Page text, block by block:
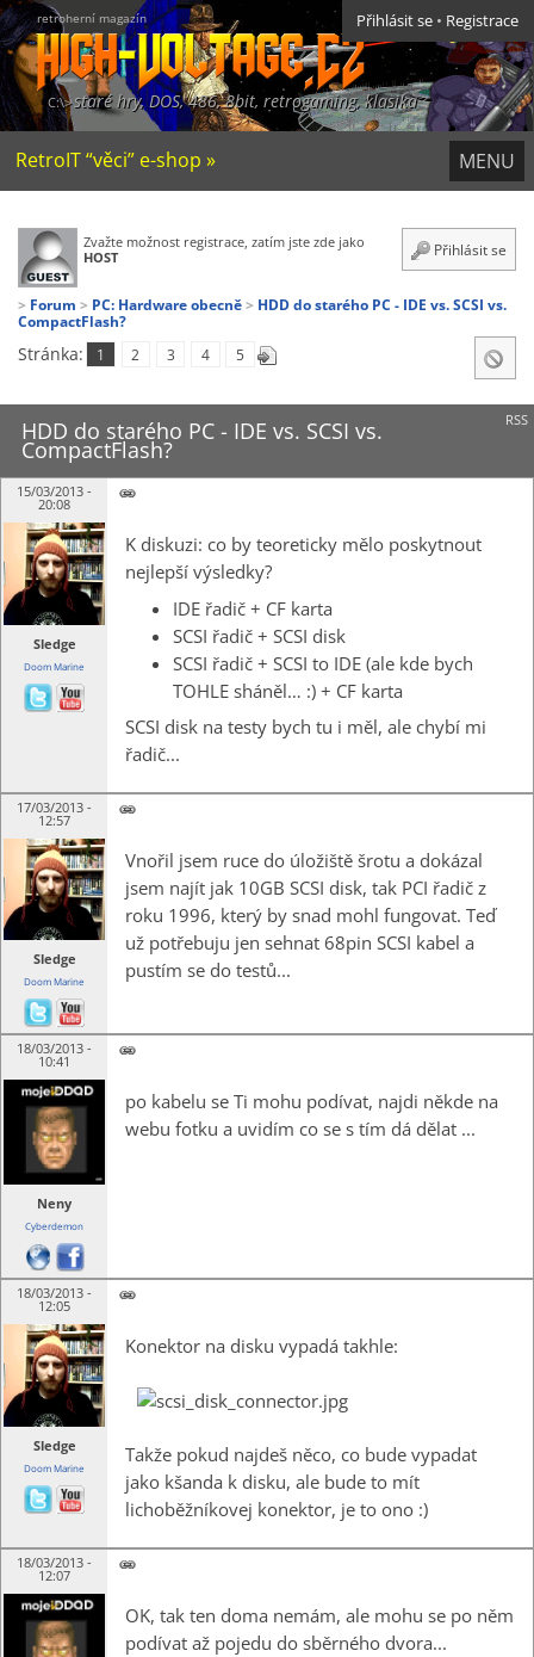
retroherní magazín
staré hry, DOS, 486, 8bit, retrogaming, klasika
Přihlásit se • Registrace
MENU
RetroIT “věci” e-shop »
Zvažte možnost registrace, zatím jste zde jako
HOST
Přihlásit se
Forum PC: Hardware obecně
HDD do starého PC - IDE vs. SCSI vs.
CompactFlash?
Stránka: 1 2 3 4 5
RSS
HDD do starého PC - IDE vs. SCSI vs.
CompactFlash?
15/03/2013 -
20:08
Sledge
Doom Marine
K diskuzi: co by teoreticky mělo poskytnout
nejlepší výsledky?
IDE řadič + CF karta
SCSI řadič + SCSI disk
SCSI řadič + SCSI to IDE (ale kde bych
TOHLE sháněl… :) + CF karta
SCSI disk na testy bych tu i měl, ale chybí mi
řadič...
17/03/2013 -
12:57
Sledge
Doom Marine
Vnořil jsem ruce do úložiště šrotu a dokázal
jsem najít jak 10GB SCSI disk, tak PCI řadič z
roku 1996, který by snad mohl fungovat. Teď
už potřebuju jen sehnat 68pin SCSI kabel a
pustím se do testů...
18/03/2013 -
10:41
Neny
Cyberdemon
po kabelu se Ti mohu podívat, najdi někde na
webu fotku a uvidím co se s tím dá dělat ...
18/03/2013 -
12:05
Sledge
Doom Marine
Konektor na disku vypadá takhle:
Takže pokud najdeš něco, co bude vypadat
jako kšanda k disku, ale bude to mít
lichoběžníkovej konektor, je to ono :)
18/03/2013 -
12:07
OK, tak ten doma nemám, ale mohu se po něm
podívat až pojedu do sběrného dvora...